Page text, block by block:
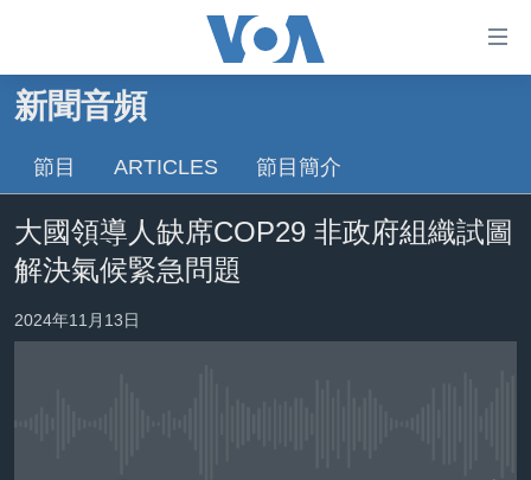
礙
鏈
轉
到
內
容
跳
主頁
美國大選2024
台灣
海外港人
新聞音頻
節目 ARTICLES 節目簡介
大國領導人缺席COP29 非政府組織試圖
解決氣候緊急問題
2024年11月13日